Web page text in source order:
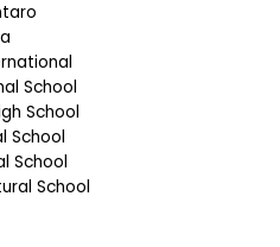
School
School
School
School
School